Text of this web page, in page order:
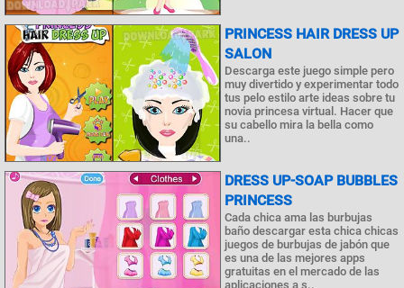
PRINCESS HAIR DRESS UP
SALON
Descarga este juego simple pero
muy divertido y experimentar todo
tus pelo estilo arte ideas sobre tu
novia princesa virtual. Hacer que
su cabello mira la bella como
una..
DRESS UP-SOAP BUBBLES
PRINCESS
Cada chica ama las burbujas
baño descargar esta chica chicas
juegos de burbujas de jabón que
es una de las mejores apps
gratuitas en el mercado de las
aplicaciones a s..